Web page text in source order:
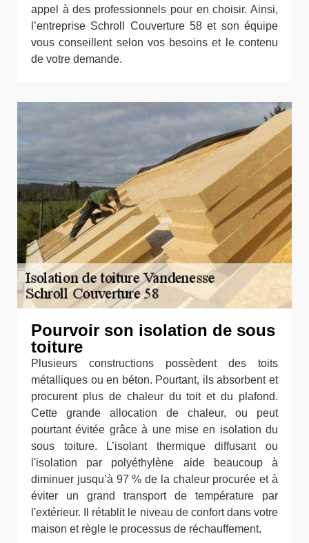
appel à des professionnels pour en choisir. Ainsi,
l’entreprise Schroll Couverture 58 et son équipe
vous conseillent selon vos besoins et le contenu
de votre demande.
Pourvoir son isolation de sous
toiture
Plusieurs constructions possèdent des toits
métalliques ou en béton. Pourtant, ils absorbent et
procurent plus de chaleur du toit et du plafond.
Cette grande allocation de chaleur, ou peut
pourtant évitée grâce à une mise en isolation du
sous toiture. L’isolant thermique diffusant ou
l'isolation par polyéthylène aide beaucoup à
diminuer jusqu’à 97 % de la chaleur procurée et à
éviter un grand transport de température par
l'extérieur. Il rétablit le niveau de confort dans votre
maison et règle le processus de réchauffement.